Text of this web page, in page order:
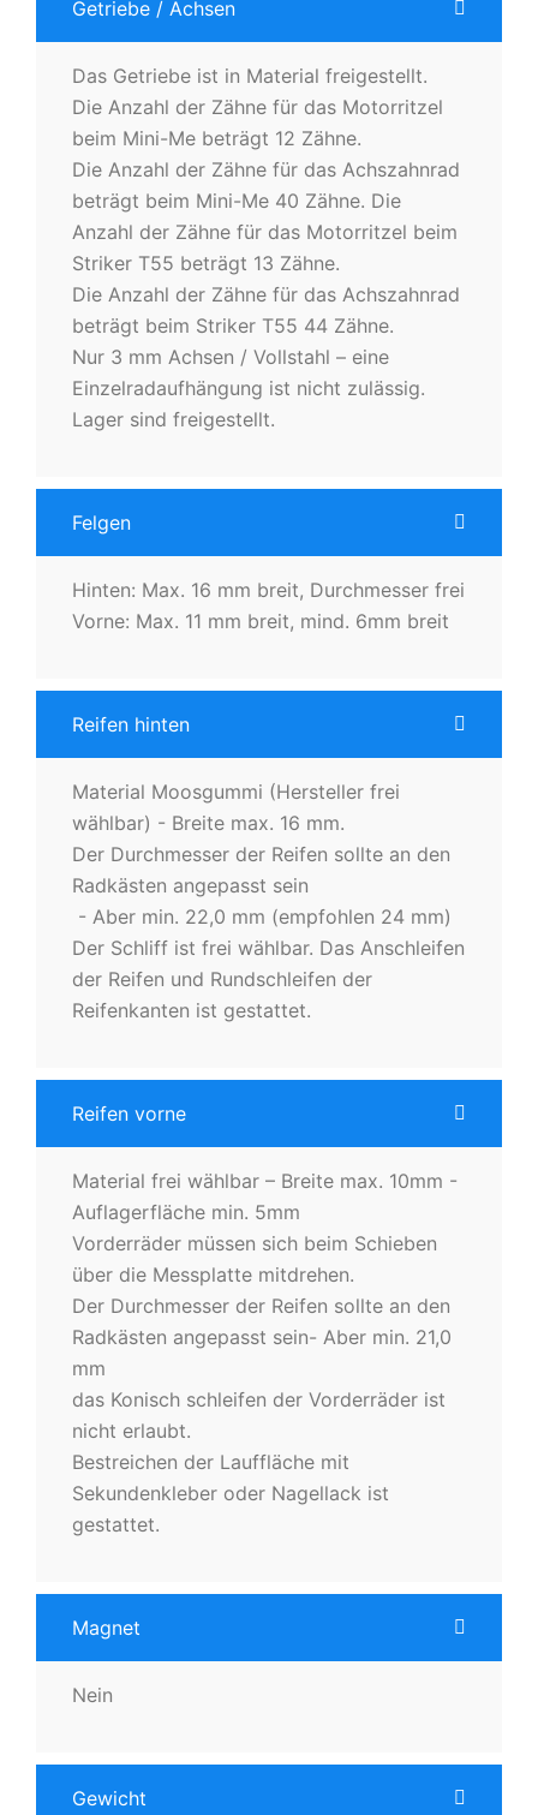
Getriebe / Achsen
Das Getriebe ist in Material freigestellt.
Die Anzahl der Zähne für das Motorritzel
beim Mini-Me beträgt 12 Zähne.
Die Anzahl der Zähne für das Achszahnrad
beträgt beim Mini-Me 40 Zähne. Die
Anzahl der Zähne für das Motorritzel beim
Striker T55 beträgt 13 Zähne.
Die Anzahl der Zähne für das Achszahnrad
beträgt beim Striker T55 44 Zähne.
Nur 3 mm Achsen / Vollstahl – eine
Einzelradaufhängung ist nicht zulässig.
Lager sind freigestellt.
Felgen
Hinten: Max. 16 mm breit, Durchmesser frei
Vorne: Max. 11 mm breit, mind. 6mm breit
Reifen hinten
Material Moosgummi (Hersteller frei
wählbar) - Breite max. 16 mm.
Der Durchmesser der Reifen sollte an den
Radkästen angepasst sein
- Aber min. 22,0 mm (empfohlen 24 mm)
Der Schliff ist frei wählbar. Das Anschleifen
der Reifen und Rundschleifen der
Reifenkanten ist gestattet.
Reifen vorne
Material frei wählbar – Breite max. 10mm -
Auflagerfläche min. 5mm
Vorderräder müssen sich beim Schieben
über die Messplatte mitdrehen.
Der Durchmesser der Reifen sollte an den
Radkästen angepasst sein- Aber min. 21,0
mm
das Konisch schleifen der Vorderräder ist
nicht erlaubt.
Bestreichen der Lauffläche mit
Sekundenkleber oder Nagellack ist
gestattet.
Magnet
Nein
Gewicht